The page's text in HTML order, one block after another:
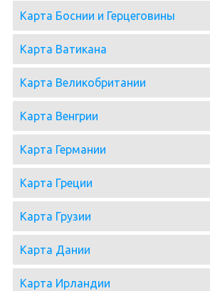
Карта Боснии и Герцеговины
Карта Ватикана
Карта Великобритании
Карта Венгрии
Карта Германии
Карта Греции
Карта Грузии
Карта Дании
Карта Ирландии